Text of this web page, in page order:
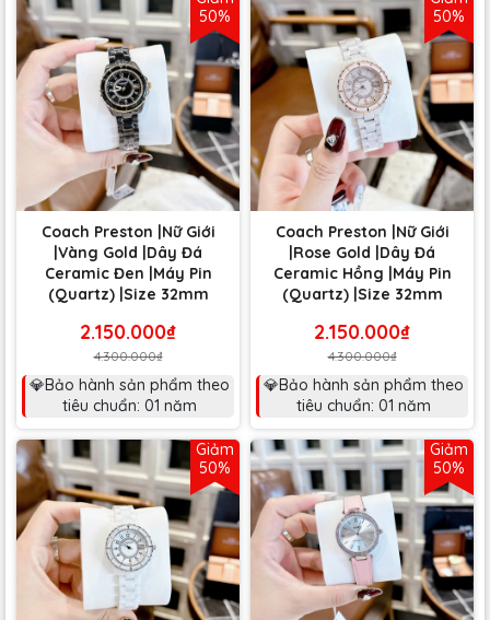
50%
Coach Preston |Nữ Giới
|Vàng Gold |Dây Đá
Ceramic Đen |Máy Pin
(Quartz) |Size 32mm
2.150.000₫
4.300.000₫
💎Bảo hành sản phẩm theo
tiêu chuẩn: 01 năm
50%
Coach Preston |Nữ Giới
|Rose Gold |Dây Đá
Ceramic Hồng |Máy Pin
(Quartz) |Size 32mm
2.150.000₫
4.300.000₫
💎Bảo hành sản phẩm theo
tiêu chuẩn: 01 năm
Giảm
50%
Giảm
50%